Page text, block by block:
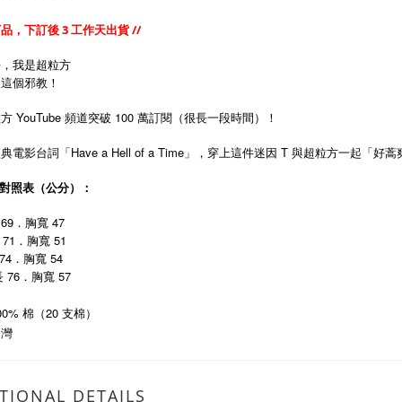
，下訂後 3 工作天出貨 //
我是超粒方
個邪教！
YouTube 頻道突破 100 萬訂閱（很長一段時間）！
電影台詞「Have a Hell of a Time」，穿上這件迷因 T 與超粒方一起「好蒿
照表（公分）：
．胸寬 47
．胸寬 51
．胸寬 54
76． 胸寬 57
棉（20 支棉）
DETAILS